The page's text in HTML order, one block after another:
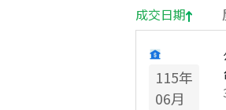
成交日期
115年
06月